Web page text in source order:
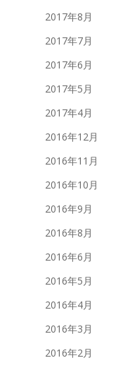
2017年8月
2017年7月
2017年6月
2017年5月
2017年4月
2016年12月
2016年11月
2016年10月
2016年9月
2016年8月
2016年6月
2016年5月
2016年4月
2016年3月
2016年2月